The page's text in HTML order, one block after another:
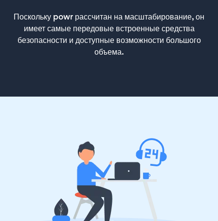
Поскольку powr рассчитан на масштабирование, он
имеет самые передовые встроенные средства
безопасности и доступные возможности большого
объема.